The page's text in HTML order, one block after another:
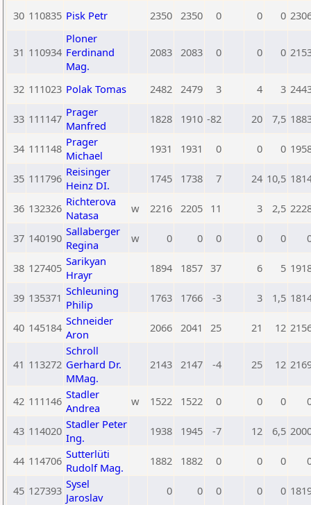
30 110835 Pisk Petr 2350 2350 0 0 0
31 110934
Ploner
Ferdinand
Mag.
2083 2083 0 0 0
32 111023 Polak Tomas 2482 2479 3 4 3
33 111147 Prager
Manfred
1828 1910 -82 20 7,5
34 111148 Prager
Michael
1931 1931 0 0 0
35 111796 Reisinger
Heinz DI.
1745 1738 7 24 10,5
36 132326 Richterova
Natasa
w 2216 2205 11 3 2,5
37 140190 Sallaberger
Regina
w 0 0 0 0 0
38 127405 Sarikyan
Hrayr
1894 1857 37 6 5
39 135371 Schleuning
Philip
1763 1766 -3 3 1,5
40 145184 Schneider
Aron
2066 2041 25 21 12
41 113272
Schroll
Gerhard Dr.
MMag.
2143 2147 -4 25 12
42 111146 Stadler
Andrea
w 1522 1522 0 0 0
43 114020 Stadler Peter
Ing.
1938 1945 -7 12 6,5
44 114706 Sutterlüti
Rudolf Mag.
1882 1882 0 0 0
45 127393 Sysel
Jaroslav
0 0 0 0 0